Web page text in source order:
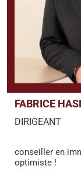
FABRICE
DIRIGEANT
conseiller en
optimiste !